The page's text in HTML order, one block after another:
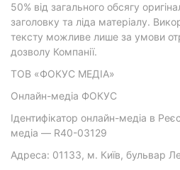
50% від загального обсягу
заголовку та ліда матеріалу.
тексту можливе лише за умови
дозволу Компанії.
ТОВ «ФОКУС МЕДІА»
Онлайн-медіа ФОКУС
Ідентифікатор онлайн-медіа в
медіа — R40-03129
Адреса: 01133, м. Київ, бульвар